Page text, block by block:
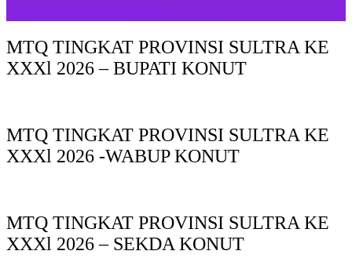
MTQ TINGKAT PROVINSI SULTRA KE
XXXl 2026 – BUPATI KONUT
MTQ TINGKAT PROVINSI SULTRA KE
XXXl 2026 -WABUP KONUT
MTQ TINGKAT PROVINSI SULTRA KE
XXXl 2026 – SEKDA KONUT